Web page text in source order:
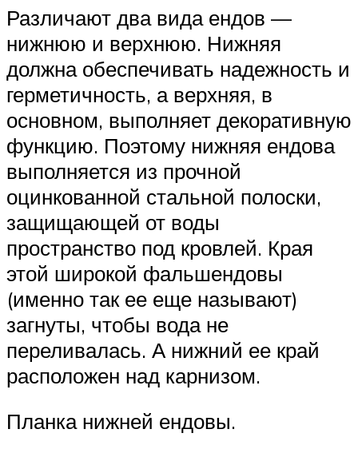
Различают два вида ендов —
нижнюю и верхнюю. Нижняя
должна обеспечивать надежность и
герметичность, а верхняя, в
основном, выполняет декоративную
функцию. Поэтому нижняя ендова
выполняется из прочной
оцинкованной стальной полоски,
защищающей от воды
пространство под кровлей. Края
этой широкой фальшендовы
(именно так ее еще называют)
загнуты, чтобы вода не
переливалась. А нижний ее край
расположен над карнизом.
Планка нижней ендовы.